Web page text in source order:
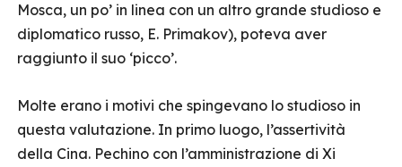
Mosca, un po’ in linea con un altro grande studioso e
diplomatico russo, E. Primakov), poteva aver
raggiunto il suo ‘picco’.
Molte erano i motivi che spingevano lo studioso in
questa valutazione. In primo luogo, l’assertività
della Cina. Pechino con l’amministrazione di Xi